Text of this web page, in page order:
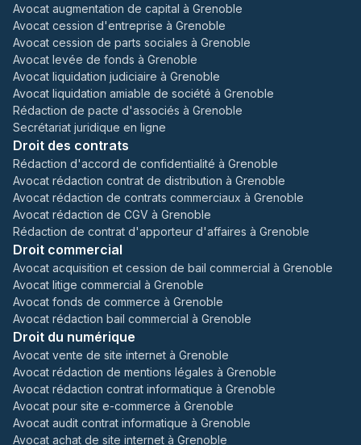
Avocat augmentation de capital à Grenoble
Avocat cession d'entreprise à Grenoble
Avocat cession de parts sociales à Grenoble
Avocat levée de fonds à Grenoble
Avocat liquidation judiciaire à Grenoble
Avocat liquidation amiable de société à Grenoble
Rédaction de pacte d'associés à Grenoble
Secrétariat juridique en ligne
Droit des contrats
Rédaction d'accord de confidentialité à Grenoble
Avocat rédaction contrat de distribution à Grenoble
Avocat rédaction de contrats commerciaux à Grenoble
Avocat rédaction de CGV à Grenoble
Rédaction de contrat d'apporteur d'affaires à Grenoble
Droit commercial
Avocat acquisition et cession de bail commercial à Grenoble
Avocat litige commercial à Grenoble
Avocat fonds de commerce à Grenoble
Avocat rédaction bail commercial à Grenoble
Droit du numérique
Avocat vente de site internet à Grenoble
Avocat rédaction de mentions légales à Grenoble
Avocat rédaction contrat informatique à Grenoble
Avocat pour site e-commerce à Grenoble
Avocat audit contrat informatique à Grenoble
Avocat achat de site internet à Grenoble